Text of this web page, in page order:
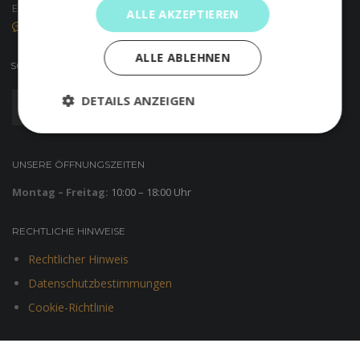
Ecken entdecken möchten,...
KEINE KOMMENTARE
SOZIALE MEDIEN
UNSERE ÖFFNUNGSZEITEN
Montag – Freitag: 10:00 – 18:00 Uhr
RECHTLICHE HINWEISE
Rechtlicher Hinweis
Datenschutzbestimmungen
Cookie-Richtlinie
ALLE AKZEPTIEREN
ALLE ABLEHNEN
DETAILS ANZEIGEN